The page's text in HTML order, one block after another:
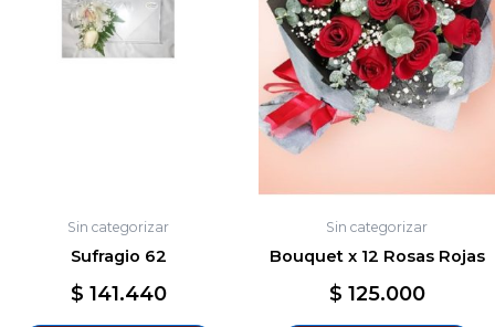
Sin categorizar
Sufragio 62
$ 141.440
Sin categorizar
Bouquet x 12 Rosas Rojas
$ 125.000